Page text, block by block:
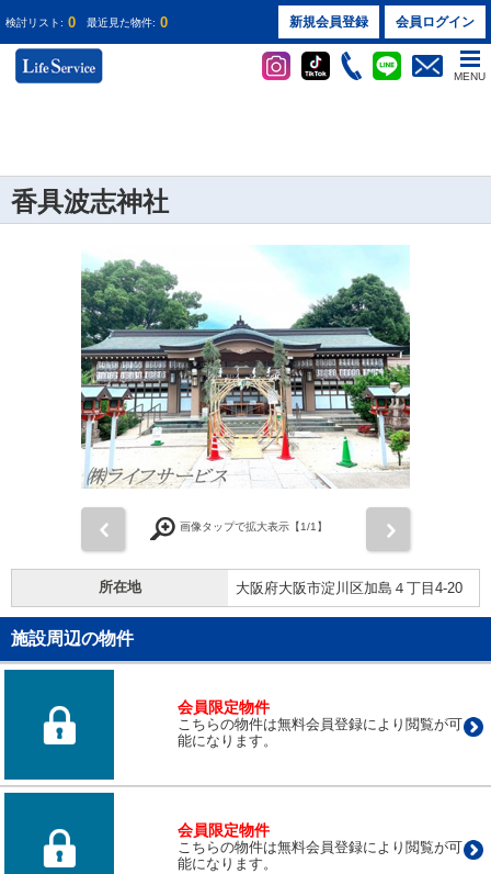
検討リスト: 0 最近見た物件: 0 新規会員登録 会員ログイン
MENU
香具波志神社
画像タップで拡大表示【1/1】
所在地 大阪府大阪市淀川区加島４丁目4-20
施設周辺の物件
会員限定物件
こちらの物件は無料会員登録により閲覧が可
能になります。
会員限定物件
こちらの物件は無料会員登録により閲覧が可
能になります。